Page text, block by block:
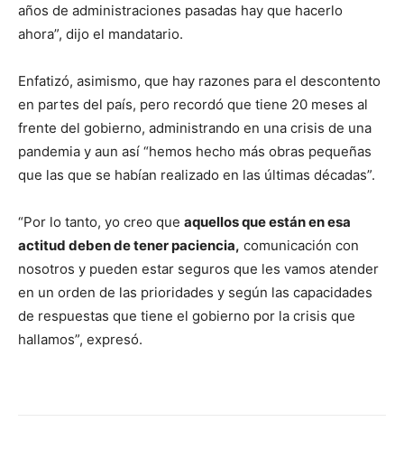
años de administraciones pasadas hay que hacerlo
ahora”, dijo el mandatario.
Enfatizó, asimismo, que hay razones para el descontento
en partes del país, pero recordó que tiene 20 meses al
frente del gobierno, administrando en una crisis de una
pandemia y aun así “hemos hecho más obras pequeñas
que las que se habían realizado en las últimas décadas”.
“Por lo tanto, yo creo que aquellos que están en esa
actitud deben de tener paciencia, comunicación con
nosotros y pueden estar seguros que les vamos atender
en un orden de las prioridades y según las capacidades
de respuestas que tiene el gobierno por la crisis que
hallamos”, expresó.